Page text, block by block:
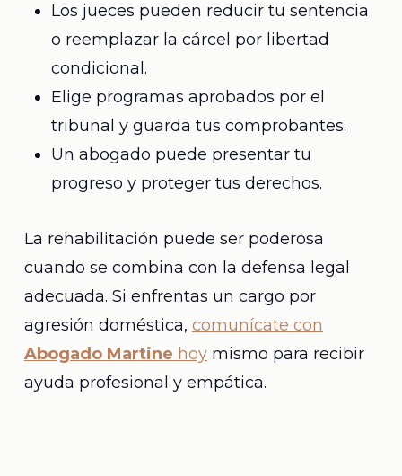
Los jueces pueden reducir tu sentencia
o reemplazar la cárcel por libertad
condicional.
Elige programas aprobados por el
tribunal y guarda tus comprobantes.
Un abogado puede presentar tu
progreso y proteger tus derechos.
La rehabilitación puede ser poderosa
cuando se combina con la defensa legal
adecuada. Si enfrentas un cargo por
agresión doméstica, comunícate con
Abogado Martine hoymismo para recibir
ayuda profesional y empática.